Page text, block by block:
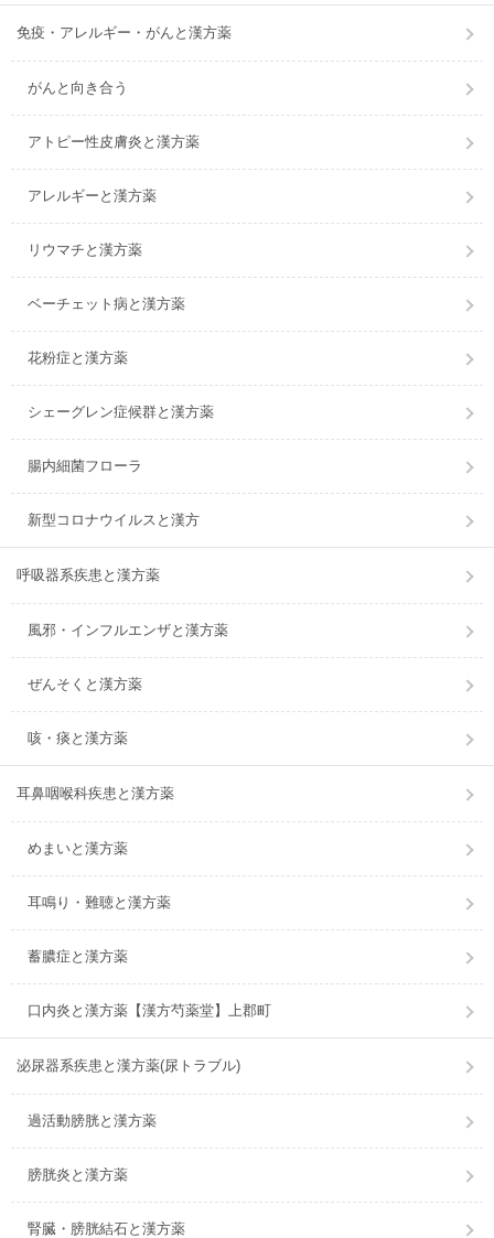
免疫・アレルギー・がんと漢方薬
がんと向き合う
アトピー性皮膚炎と漢方薬
アレルギーと漢方薬
リウマチと漢方薬
ベーチェット病と漢方薬
花粉症と漢方薬
シェーグレン症候群と漢方薬
腸内細菌フローラ
新型コロナウイルスと漢方
呼吸器系疾患と漢方薬
風邪・インフルエンザと漢方薬
ぜんそくと漢方薬
咳・痰と漢方薬
耳鼻咽喉科疾患と漢方薬
めまいと漢方薬
耳鳴り・難聴と漢方薬
蓄膿症と漢方薬
口内炎と漢方薬【漢方芍薬堂】上郡町
泌尿器系疾患と漢方薬(尿トラブル)
過活動膀胱と漢方薬
膀胱炎と漢方薬
腎臓・膀胱結石と漢方薬